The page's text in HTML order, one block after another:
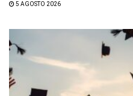
5 AGOSTO 2026